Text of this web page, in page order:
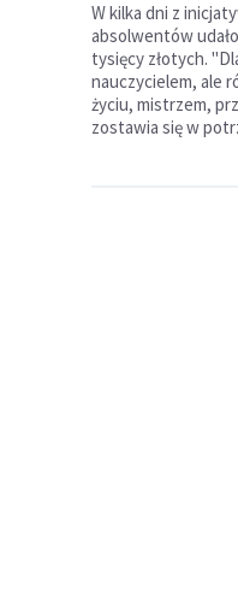
W kilka dni z
absolwentów
tysięcy złotych.
nauczycielem, ale
życiu, mistrzem,
zostawia się w